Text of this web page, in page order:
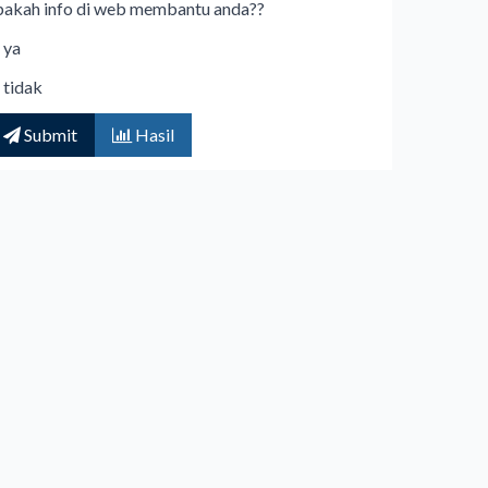
info di web membantu anda??
ya
tidak
Submit Hasil